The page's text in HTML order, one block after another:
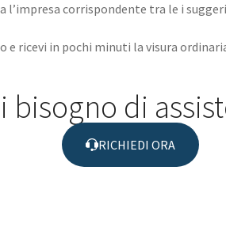
l’impresa corrispondente tra le i
ricevi in pochi minuti la visura
bisogno di
RICHIEDI ORA